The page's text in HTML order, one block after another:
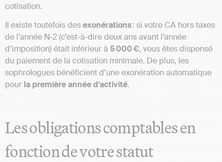
cotisation.
Il existe toutefois desexonérations: si votre CA hors taxes
de l’année N‑2 (c’est-à-dire deux ans avant l’année
d’imposition) était inférieur à 5 000 €, vous êtes dispensé
du paiement de la cotisation minimale. De plus, les
sophrologues bénéficient d’une exonération automatique
pour la première année d’activité.
Les obligations comptables en
fonction de votre statut